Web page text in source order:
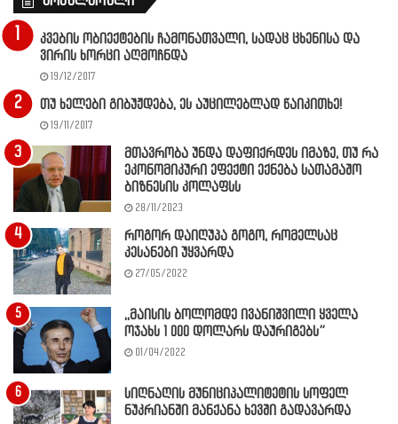
კვების ობიექტების ჩამონათვალი, სადაც ცხენისა და
ვირის ხორცი აღმოჩნდა
19/12/2017
თუ ხელები გიბუჟდება, ეს აუცილებლად წაიკითხე!
19/11/2017
მთავრობა უნდა დაფიქრდეს იმაზე, თუ რა
ეკონომიკური ეფექტი ექნება სათამაშო
ბიზნესის კოლაფსს
28/11/2023
როგორ დაიღუპა გოგო, რომელსაც
კესანები უყვარდა
27/05/2022
,,მაისის ბოლომდე ივანიშვილი ყველა
ოჯახს 1 000 დოლარს დაურიგებს”
01/04/2022
სიღნაღის მუნიციპალიტეტის სოფელ
ნუკრიანში მანქანა ხევში გადავარდა